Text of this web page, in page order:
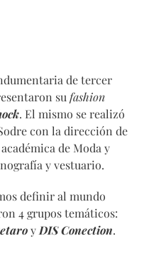
de tercer
su fashion
. El mismo se realizó
con la dirección de
de Moda y
y vestuario.
definir al mundo
4 grupos temáticos:
y DIS Conection.